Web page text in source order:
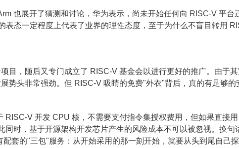
也展开了猜测和讨论，华为表示，尚未开始任何向 RISC-V平台
表态一定程度上代表了业界的理性态度，至于为什么不盲目转用
目，随后又专门成立了 RISC-V 基金会以进行更好的推广。由于
势头非常强劲。但 RISC-V 吸睛的免费"外衣"背后，真的有足够的
RISC-V 开发 CPU 核，不需要支付指令集授权费用，但如果直接
同时，基于开源架构开发芯片产生的风险成本不可以被忽视。换句
套的"三包"服务：从开始采用的那一刻开始，就要从头到尾自己